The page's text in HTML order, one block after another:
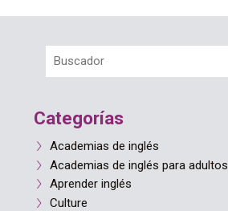
Categorías
Academias de inglés
Academias de inglés para adultos
Aprender inglés
Culture